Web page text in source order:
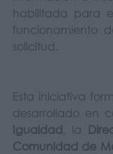
habilitada para
funcionamiento
solicitud.
Esta iniciativa
desarrollado en
Igualdad , la
Comunidad de